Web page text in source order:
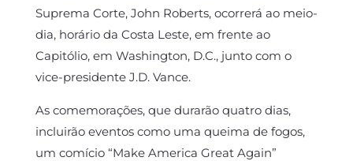
Suprema Corte, John Roberts, ocorrerá ao meio-
dia, horário da Costa Leste, em frente ao
Capitólio, em Washington, D.C., junto com o
vice-presidente J.D. Vance.
As comemorações, que durarão quatro dias,
incluirão eventos como uma queima de fogos,
um comício “Make America Great Again”